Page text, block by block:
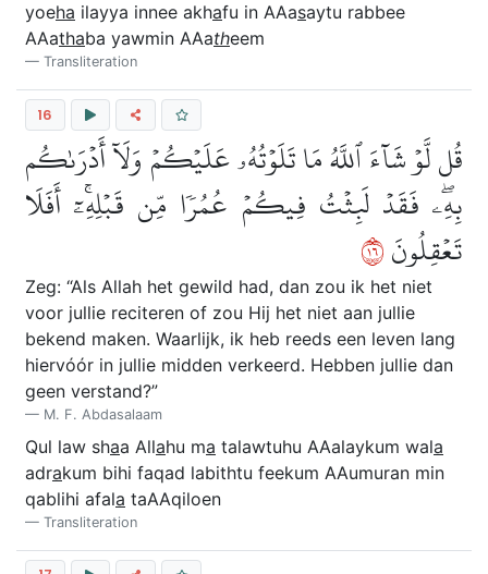
yoeha ilayya innee akhafu in AAasaytu rabbee
AAathaba yawmin AAatheem
Transliteration
16
قُل لَّوۡ شَآءَ ٱللَّهُ مَا تَلَوۡتُهُۥ عَلَيۡكُمۡ وَلَآ أَدۡرَىٰكُم
بِهِۦۖ فَقَدۡ لَبِثۡتُ فِيكُمۡ عُمُرٗا مِّن قَبۡلِهِۦٓۚ أَفَلَا
تَعۡقِلُونَ٦١
Zeg: “Als Allah het gewild had, dan zou ik het niet
voor jullie reciteren of zou Hij het niet aan jullie
bekend maken. Waarlijk, ik heb reeds een leven lang
hiervόόr in jullie midden verkeerd. Hebben jullie dan
geen verstand?”
M. F. Abdasalaam
Qul law shaa Allahu ma talawtuhu AAalaykum wala
adrakum bihi faqad labithtu feekum AAumuran min
qablihi afala taAAqiloen
Transliteration